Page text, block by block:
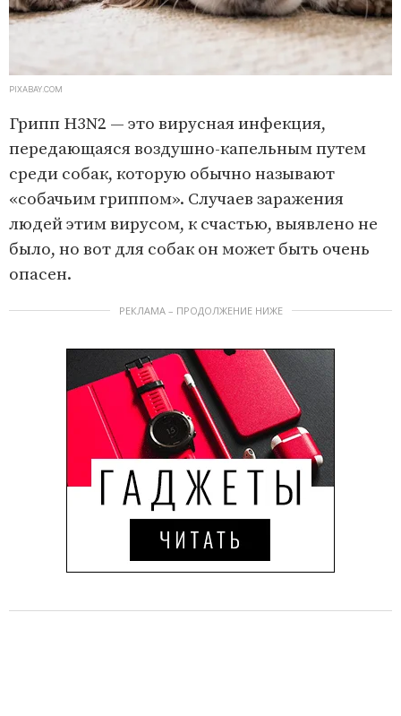
PIXABAY.COM
Грипп H3N2 — это вирусная инфекция,
передающаяся воздушно-капельным путем
среди собак, которую обычно называют
«собачьим гриппом». Случаев заражения
людей этим вирусом, к счастью, выявлено не
было, но вот для собак он может быть очень
опасен.
РЕКЛАМА – ПРОДОЛЖЕНИЕ НИЖЕ